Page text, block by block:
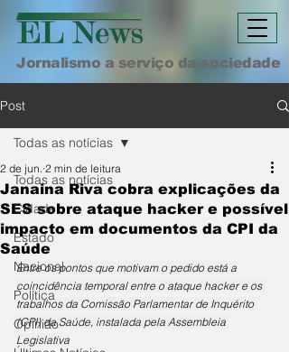
Jornalismo a serviço da sociedade
Post
Todas as notícias
Cidade
Estado
Nacional
Política
Opinião
Todas as notícias
Janaina Riva cobra explicações da
SES sobre ataque hacker e possível
impacto em documentos da CPI da
Saúde
2 de jun. 2 min de leitura
Entre os pontos que motivam o pedido está a
coincidência temporal entre o ataque hacker e os
trabalhos da Comissão Parlamentar de Inquérito
(CPI) da Saúde, instalada pela Assembleia
Legislativa